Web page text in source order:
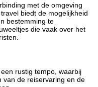
met de omgeving
biedt de mogelijkheid
bestemming te
die vaak over het
rustig tempo, waarbij
van de reiservaring en de